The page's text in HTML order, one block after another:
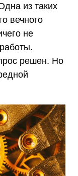
из таких
вечного
не
решен. Но